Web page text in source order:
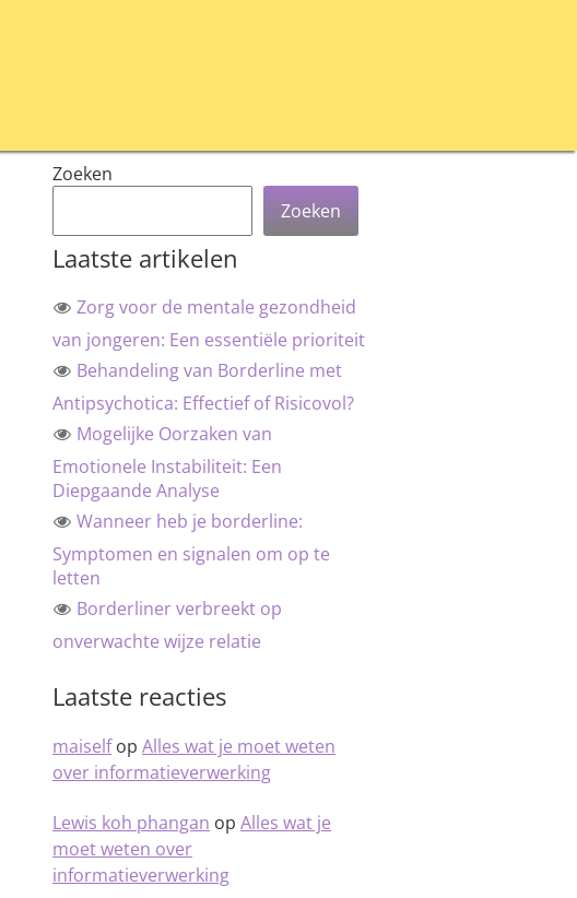
Zoeken
Zoeken
Laatste artikelen
Zorg voor de mentale gezondheid
van jongeren: Een essentiële prioriteit
Behandeling van Borderline met
Antipsychotica: Effectief of Risicovol?
Mogelijke Oorzaken van
Emotionele Instabiliteit: Een
Diepgaande Analyse
Wanneer heb je borderline:
Symptomen en signalen om op te
letten
Borderliner verbreekt op
onverwachte wijze relatie
Laatste reacties
maiselfop Alles wat je moet weten
over informatieverwerking
Lewis koh phangan op Alles wat je
moet weten over
informatieverwerking